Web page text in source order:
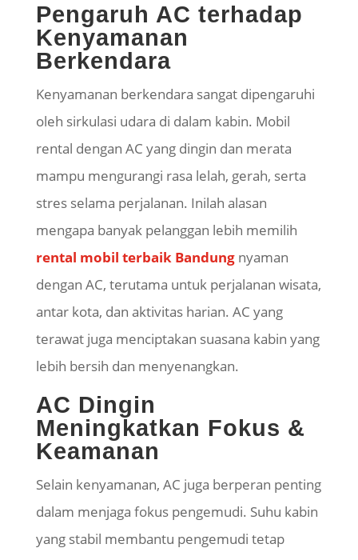
Pengaruh AC terhadap
Kenyamanan
Berkendara
Kenyamanan berkendara sangat dipengaruhi
oleh sirkulasi udara di dalam kabin. Mobil
rental dengan AC yang dingin dan merata
mampu mengurangi rasa lelah, gerah, serta
stres selama perjalanan. Inilah alasan
mengapa banyak pelanggan lebih memilih
rental mobil terbaik Bandungnyaman
dengan AC, terutama untuk perjalanan wisata,
antar kota, dan aktivitas harian. AC yang
terawat juga menciptakan suasana kabin yang
lebih bersih dan menyenangkan.
AC Dingin
Meningkatkan Fokus &
Keamanan
Selain kenyamanan, AC juga berperan penting
dalam menjaga fokus pengemudi. Suhu kabin
yang stabil membantu pengemudi tetap